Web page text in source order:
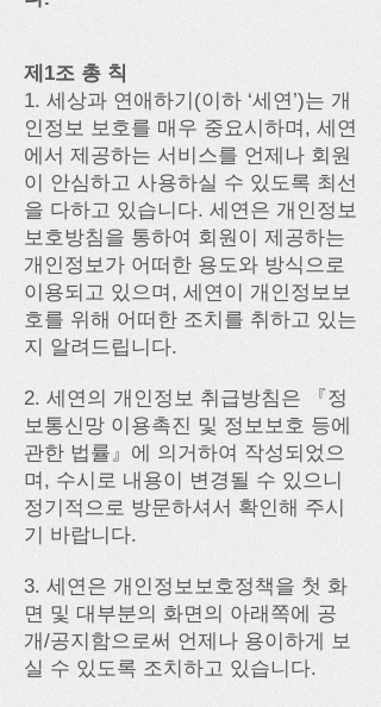
제1조 총 칙
1. 세상과 연애하기(이하 ‘세연’)는 개
인정보 보호를 매우 중요시하며, 세연
에서 제공하는 서비스를 언제나 회원
이 안심하고 사용하실 수 있도록 최선
을 다하고 있습니다. 세연은 개인정보
보호방침을 통하여 회원이 제공하는
개인정보가 어떠한 용도와 방식으로
이용되고 있으며, 세연이 개인정보보
호를 위해 어떠한 조치를 취하고 있는
지 알려드립니다.
2. 세연의 개인정보 취급방침은 『정
보통신망 이용촉진 및 정보보호 등에
관한 법률』에 의거하여 작성되었으
며, 수시로 내용이 변경될 수 있으니
정기적으로 방문하셔서 확인해 주시
기 바랍니다.
3. 세연은 개인정보보호정책을 첫 화
면 및 대부분의 화면의 아래쪽에 공
개/공지함으로써 언제나 용이하게 보
실 수 있도록 조치하고 있습니다.